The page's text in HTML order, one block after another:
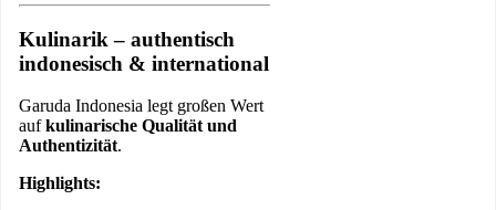
Kulinarik – authentisch
indonesisch & international
Garuda Indonesia legt großen Wert
aufkulinarische Qualität und
Authentizität.
Highlights: